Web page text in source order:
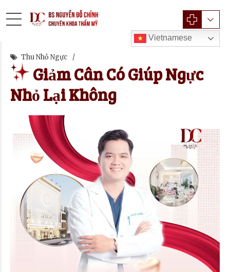
Vietnamese
Thu Nhỏ Ngực
Giảm Cân Có Giúp Ngực
Nhỏ Lại Không